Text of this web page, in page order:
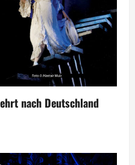
nach Deutschland